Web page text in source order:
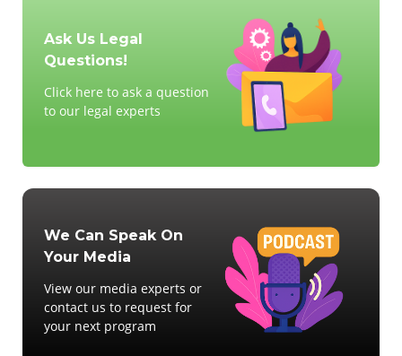
Ask Us Legal
Questions!
Click here to ask a question
to our legal experts
We Can Speak On
Your Media
View our media experts or
contact us to request for
your next program